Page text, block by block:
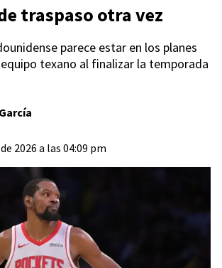
traspaso otra vez
parece estar en los planes
texano al finalizar la temporada
2026 a las 04:09 pm